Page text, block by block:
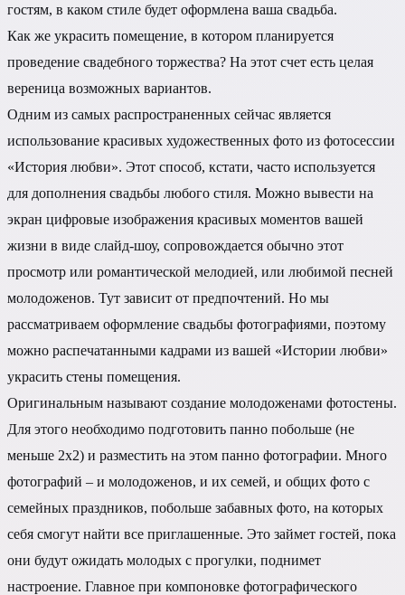
гостям, в каком стиле будет оформлена ваша свадьба.
Как же украсить помещение, в котором планируется
проведение свадебного торжества? На этот счет есть целая
вереница возможных вариантов.
Одним из самых распространенных сейчас является
использование красивых художественных фото из фотосессии
«История любви». Этот способ, кстати, часто используется
для дополнения свадьбы любого стиля. Можно вывести на
экран цифровые изображения красивых моментов вашей
жизни в виде слайд-шоу, сопровождается обычно этот
просмотр или романтической мелодией, или любимой песней
молодоженов. Тут зависит от предпочтений. Но мы
рассматриваем оформление свадьбы фотографиями, поэтому
можно распечатанными кадрами из вашей «Истории любви»
украсить стены помещения.
Оригинальным называют создание молодоженами фотостены.
Для этого необходимо подготовить панно побольше (не
меньше 2х2) и разместить на этом панно фотографии. Много
фотографий – и молодоженов, и их семей, и общих фото с
семейных праздников, побольше забавных фото, на которых
себя смогут найти все приглашенные. Это займет гостей, пока
они будут ожидать молодых с прогулки, поднимет
настроение. Главное при компоновке фотографического